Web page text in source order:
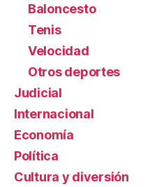
Baloncesto
Tenis
Velocidad
Otros deportes
Judicial
Internacional
Economía
Política
Cultura y diversión